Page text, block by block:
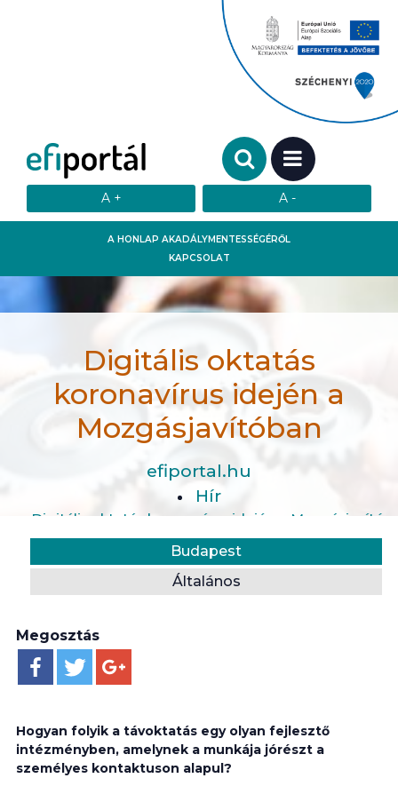
A HONLAP AKADÁLYMENTESSÉGÉRŐL
KAPCSOLAT
Keresendő szó:
MENÜ
Digitális oktatás
koronavírus idején a
Mozgásjavítóban
efiportal.hu
Hír
Digitális oktatás koronavírus idején a
Budapest
Általános
Megosztás
Hogyan folyik a távoktatás egy olyan fejlesztő
intézményben, amelynek a munkája jórészt a
személyes kontaktuson alapul?